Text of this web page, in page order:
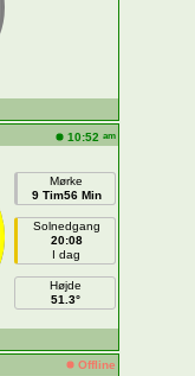
10:52 am
Mørke
9 Tim56 Min
Solnedgang
20:08
I dag
Højde
51.3°
Offline